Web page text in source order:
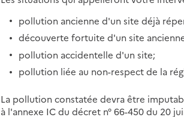
pollution ancienne d'un site déjà
découverte fortuite d'un site
pollution accidentelle d'un site;
pollution liée au non-respect de la
La pollution constatée devra être
à l'annexe IC du décret n° 66-450 du 20